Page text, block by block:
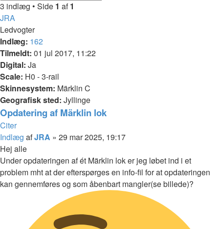
3 indlæg • Side 1 af1
JRA
Ledvogter
Indlæg: 162
Tilmeldt: 01 jul 2017, 11:22
Digital: Ja
Scale: H0 - 3-rail
Skinnesystem: Märklin C
Geografisk sted: Jyllinge
Opdatering af Märklin lok
Citer
Indlæg afJRA » 29 mar 2025, 19:17
Hej alle
Under opdateringen af ét Märklin lok er jeg løbet ind i et
problem mht at der efterspørges en info-fil for at opdateringen
kan gennemføres og som åbenbart mangler(se billede)?